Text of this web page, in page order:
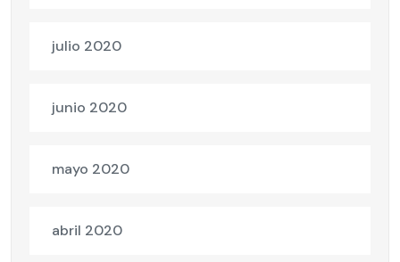
julio 2020
junio 2020
mayo 2020
abril 2020